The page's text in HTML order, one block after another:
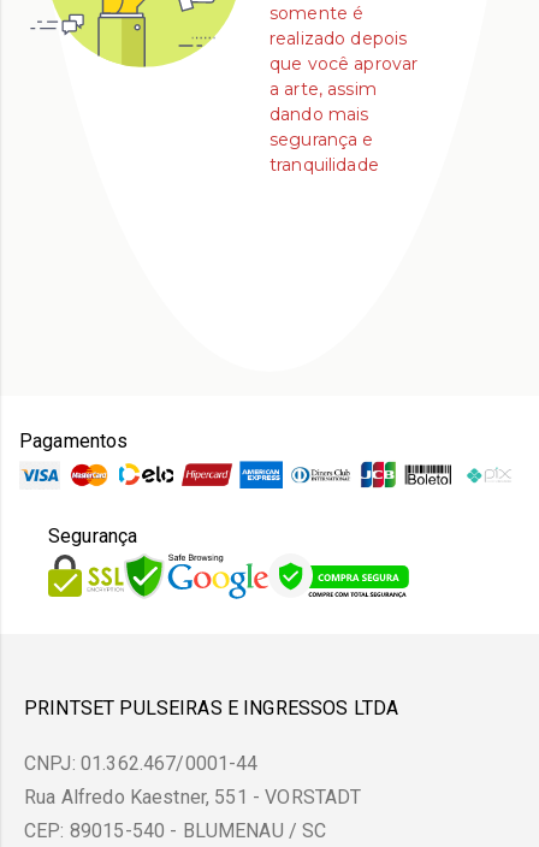
somente é
realizado depois
que você aprovar
a arte, assim
dando mais
segurança e
tranquilidade
Pagamentos
Segurança
PRINTSET PULSEIRAS E INGRESSOS LTDA
CNPJ: 01.362.467/0001-44
Rua Alfredo Kaestner, 551 - VORSTADT
CEP: 89015-540 - BLUMENAU / SC